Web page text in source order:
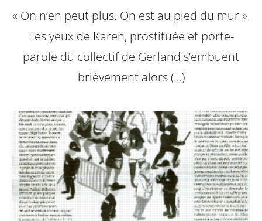
« On n’en peut plus. On est au pied du mur ».
Les yeux de Karen, prostituée et porte-
parole du collectif de Gerland s’embuent
brièvement alors (…)